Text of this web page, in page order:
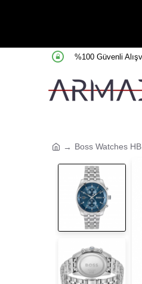
%100 Güvenli
Boss Watches